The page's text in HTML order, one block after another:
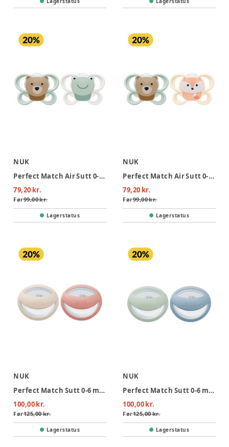
NUK
Perfect Match Air Sutt 0-6 mån - Bear/Frog
79,20 kr.
Før99,00 kr.
Lagerstatus
NUK
Perfect Match Air Sutt 0-2 mån - Fox/Bear
79,20 kr.
Før99,00 kr.
Lagerstatus
NUK
Perfect Match Sutt 0-6 mån - Beige/Red
100,00 kr.
Før125,00 kr.
Lagerstatus
NUK
Perfect Match Sutt 0-6 mån - Green/Blue
100,00 kr.
Før125,00 kr.
Lagerstatus